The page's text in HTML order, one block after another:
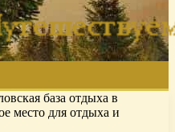
база отдыха в
место для отдыха и